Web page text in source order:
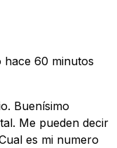
hace 60 minutos
Buenísimo
Me pueden decir
es mi numero